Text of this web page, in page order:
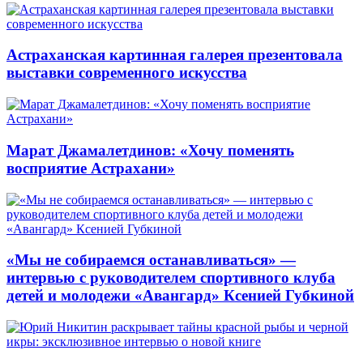
Астраханская картинная галерея презентовала
выставки современного искусства
Марат Джамалетдинов: «Хочу поменять
восприятие Астрахани»
«Мы не собираемся останавливаться» —
интервью с руководителем спортивного клуба
детей и молодежи «Авангард» Ксенией Губкиной